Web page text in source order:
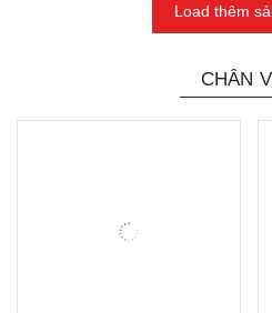
Load thêm
CHÂN